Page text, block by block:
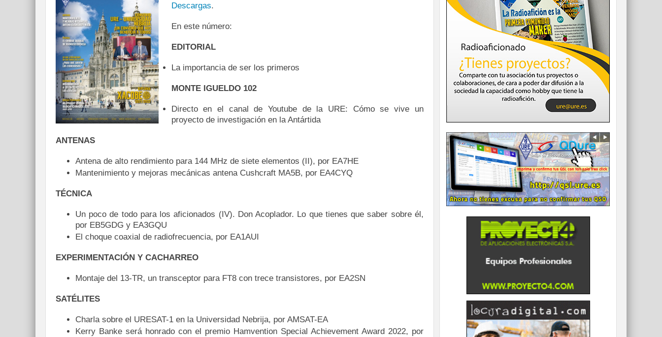
Descargas.
En este número:
EDITORIAL
La importancia de ser los primeros
MONTE IGUELDO 102
Directo en el canal de Youtube de la URE: Cómo se vive un
proyecto de investigación en la Antártida
ANTENAS
Antena de alto rendimiento para 144 MHz de siete elementos (II), por EA7HE
Mantenimiento y mejoras mecánicas antena Cushcraft MA5B, por EA4CYQ
TÉCNICA
Un poco de todo para los aficionados (IV). Don Acoplador. Lo que tienes que saber sobre él,
por EB5GDG y EA3GQU
El choque coaxial de radiofrecuencia, por EA1AUI
EXPERIMENTACIÓN Y CACHARREO
Montaje del 13-TR, un transceptor para FT8 con trece transistores, por EA2SN
SATÉLITES
Charla sobre el URESAT-1 en la Universidad Nebrija, por AMSAT-EA
Kerry Banke será honrado con el premio Hamvention Special Achievement Award 2022, por